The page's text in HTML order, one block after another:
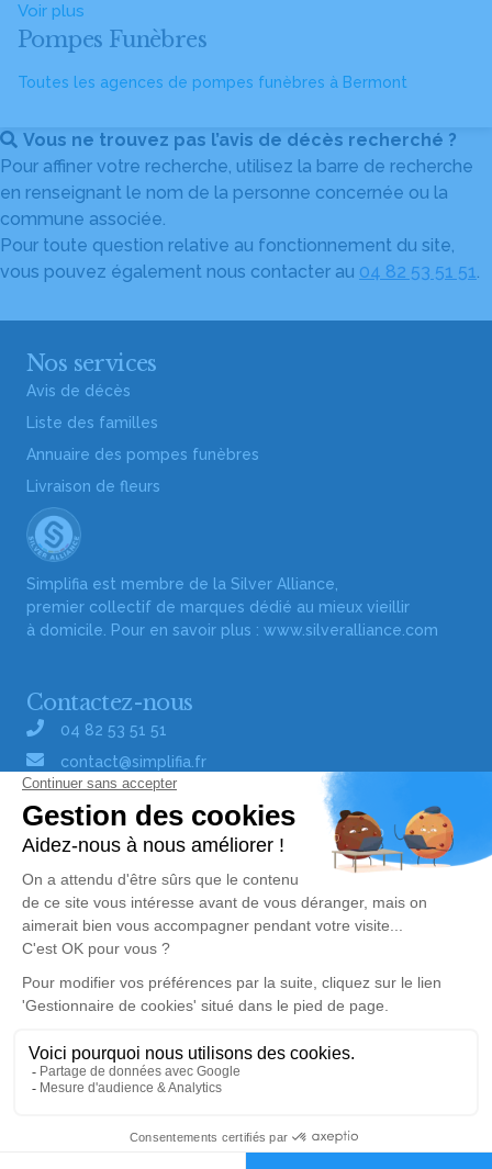
Voir plus
Pompes Funèbres
Toutes les agences de pompes funèbres à Bermont
Vous ne trouvez pas l’avis de décès recherché ?
Pour affiner votre recherche, utilisez la barre de recherche
en renseignant le nom de la personne concernée ou la
commune associée.
Pour toute question relative au fonctionnement du site,
vous pouvez également nous contacter au 04 82 53 51 51.
Alerte décès 90
Nos services
Avis de décès
Liste des familles
Annuaire des pompes funèbres
Livraison de fleurs
Simplifia est membre de la Silver Alliance,
premier collectif de marques dédié au mieux vieillir
à domicile. Pour en savoir plus : www.silveralliance.com
Contactez-nous
04 82 53 51 51
contact@simplifia.fr
Réseaux sociaux
Liens utiles
Publier un avis de décès
Signaler un abus/une erreur
Consultez nos offres d'emploi
Politique de traitement des données
Mentions légales